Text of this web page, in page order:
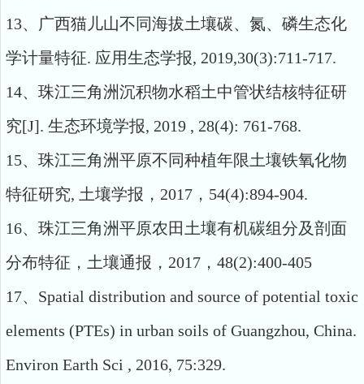
13、广西猫儿山不同海拔土壤碳、氮、磷生态化
学计量特征. 应用生态学报, 2019,30(3):711-717.
14、珠江三角洲沉积物水稻土中管状结核特征研
究[J]. 生态环境学报, 2019 , 28(4): 761-768.
15、珠江三角洲平原不同种植年限土壤铁氧化物
特征研究, 土壤学报， 2017 ， 54(4):894-904.
16、珠江三角洲平原农田土壤有机碳组分及剖面
分布特征，土壤通报， 2017 ， 48(2):400-405
17、 Spatial distribution and source of potential toxic
elements (PTEs) in urban soils of Guangzhou, China.
Environ Earth Sci , 2016, 75:329.